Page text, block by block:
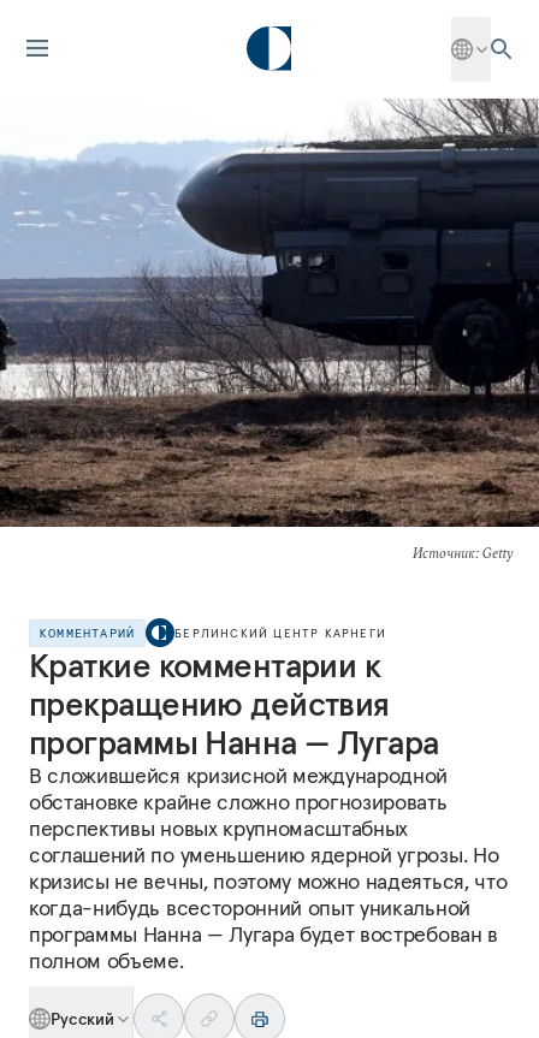
Источник: Getty
КОММЕНТАРИЙ БЕРЛИНСКИЙ ЦЕНТР КАРНЕГИ
Краткие комментарии к
прекращению действия
программы Нанна — Лугара
В сложившейся кризисной международной
обстановке крайне сложно прогнозировать
перспективы новых крупномасштабных
соглашений по уменьшению ядерной угрозы. Но
кризисы не вечны, поэтому можно надеяться, что
когда-нибудь всесторонний опыт уникальной
программы Нанна — Лугара будет востребован в
полном объеме.
Русский